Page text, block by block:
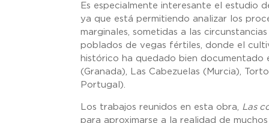
Es especialmente interesante el estudio
ya que está permitiendo analizar los
marginales, sometidas a las
poblados de vegas fértiles, donde el
histórico ha quedado bien documentado
(Granada), Las Cabezuelas (Murcia),
Portugal).
Los trabajos reunidos en esta obra,
Las
para aproximarse a la realidad de